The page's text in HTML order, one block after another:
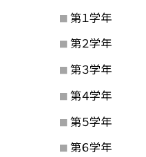
第１学年
第２学年
第３学年
第４学年
第５学年
第６学年